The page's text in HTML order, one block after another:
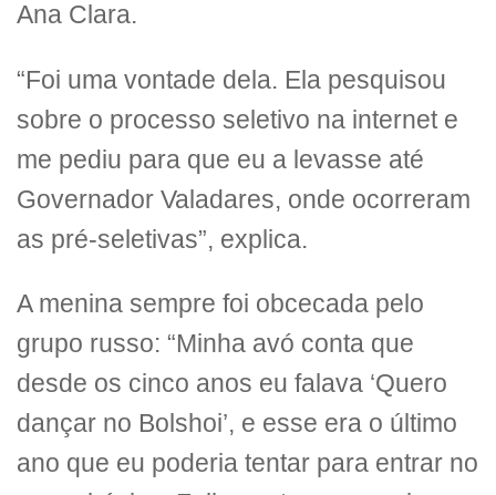
Ana Clara.
“Foi uma vontade dela. Ela pesquisou
sobre o processo seletivo na internet e
me pediu para que eu a levasse até
Governador Valadares, onde ocorreram
as pré-seletivas”, explica.
A menina sempre foi obcecada pelo
grupo russo: “Minha avó conta que
desde os cinco anos eu falava ‘Quero
dançar no Bolshoi’, e esse era o último
ano que eu poderia tentar para entrar no